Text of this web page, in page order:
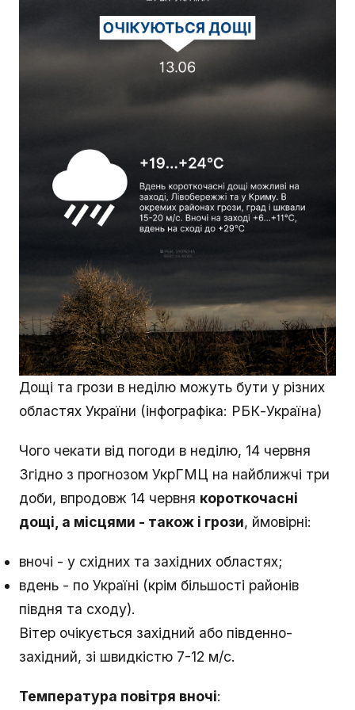
Дощі та грози в неділю можуть бути у різних
областях України (інфографіка: РБК-Україна)
Чого чекати від погоди в неділю, 14 червня
Згідно з прогнозом УкрГМЦ на найближчі три
доби, впродовж 14 червня короткочасні
дощі, а місцями - також і грози, ймовірні:
вночі - у східних та західних областях;
вдень - по Україні (крім більшості районів
півдня та сходу).
Вітер очікується західний або південно-
західний, зі швидкістю 7-12 м/с.
Температура повітря вночі: